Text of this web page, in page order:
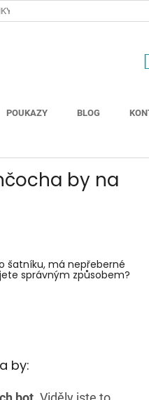
POUKAZY BLOG
by na
šatníku, má nepřeberné
správným způsobem?
by: